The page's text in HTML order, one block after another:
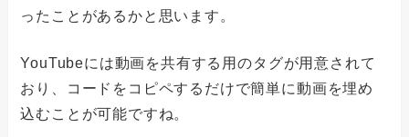
ったことがあるかと思います。
YouTubeには動画を共有する用のタグが用意されて
おり、コードをコピペするだけで簡単に動画を埋め
込むことが可能ですね。